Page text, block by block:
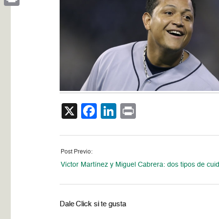
X Facebook
LinkedIn
Post Previo:
Víctor Martínez y Miguel Cabrera: dos tipos de
Dale Click si te gusta